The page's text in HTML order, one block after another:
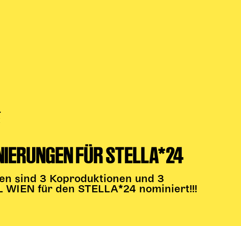
FÜR STELLA*24
sind 3 Koproduktionen und 3
WIEN für den STELLA*24 nominiert!!!